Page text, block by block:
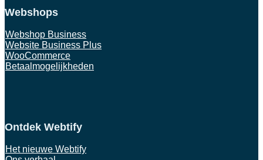
Webshops
Webshop Business
Website Business Plus
WooCommerce
Betaalmogelijkheden
Ontdek Webtify
Het nieuwe Webtify